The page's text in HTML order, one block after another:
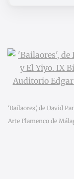
‘Bailaores’, de David
Arte Flamenco de